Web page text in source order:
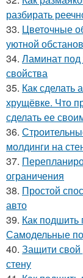
разбирать
33. Цветочные
уютной
34. Ламинат под
свойства
35. Как сделать
хрущёвке. Что
сделать ее
36.
молдинги на
37.
ограничения
38. Простой
авто
39. Как подшить
Самодельные
40. Защити свой
стену